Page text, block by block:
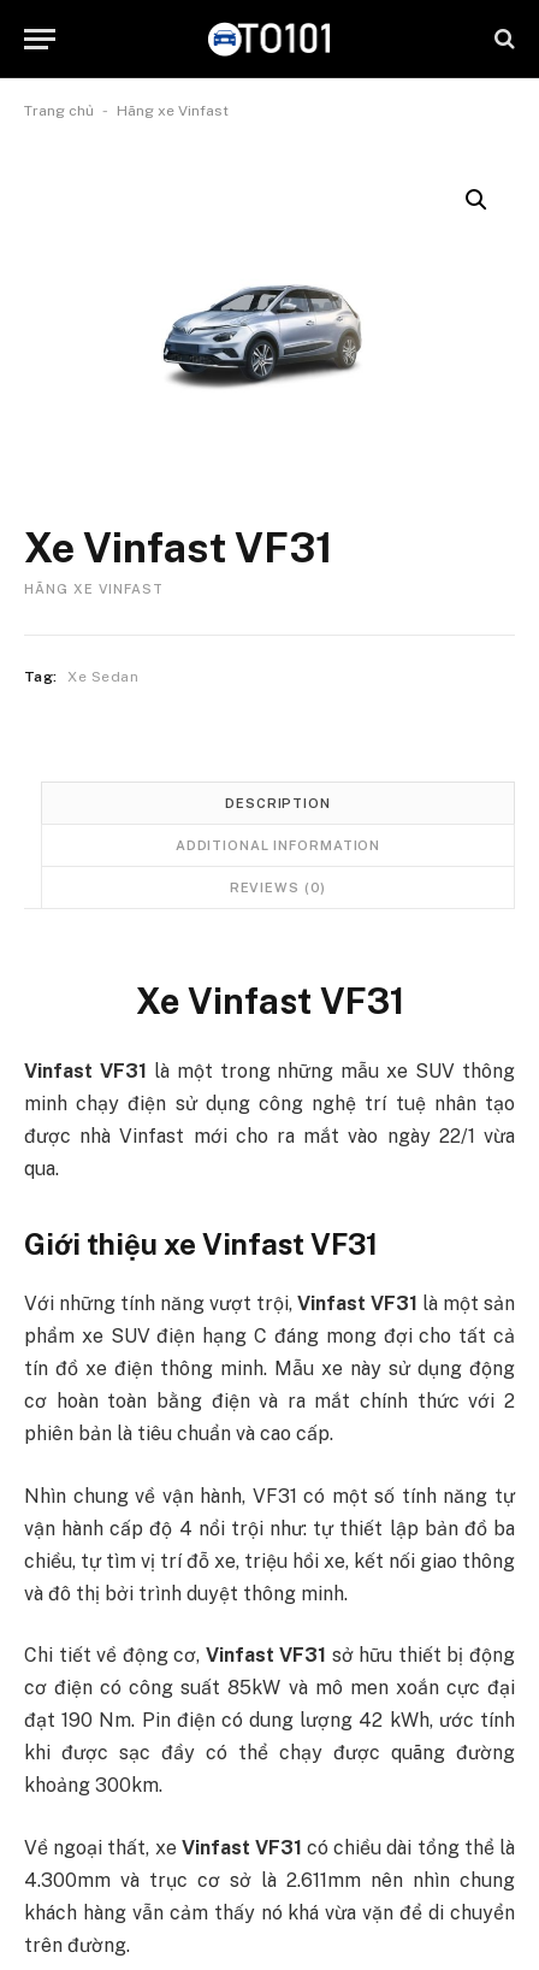
Trang chủ - Hãng xe Vinfast
Xe Vinfast VF31
HÃNG XE VINFAST
Tag: Xe Sedan
DESCRIPTION
ADDITIONAL INFORMATION
REVIEWS (0)
Xe Vinfast VF31
Vinfast VF31 là một trong những mẫu xe SUV thông
minh chạy điện sử dụng công nghệ trí tuệ nhân tạo
được nhà Vinfast mới cho ra mắt vào ngày 22/1 vừa
qua.
Giới thiệu xe Vinfast VF31
Với những tính năng vượt trội, Vinfast VF31 là một sản
phẩm xe SUV điện hạng C đáng mong đợi cho tất cả
tín đồ xe điện thông minh. Mẫu xe này sử dụng động
cơ hoàn toàn bằng điện và ra mắt chính thức với 2
phiên bản là tiêu chuẩn và cao cấp.
Nhìn chung về vận hành, VF31 có một số tính năng tự
vận hành cấp độ 4 nổi trội như: tự thiết lập bản đồ ba
chiều, tự tìm vị trí đỗ xe, triệu hồi xe, kết nối giao thông
và đô thị bởi trình duyệt thông minh.
Chi tiết về động cơ, Vinfast VF31 sở hữu thiết bị động
cơ điện có công suất 85kW và mô men xoắn cực đại
đạt 190 Nm. Pin điện có dung lượng 42 kWh, ước tính
khi được sạc đầy có thể chạy được quãng đường
khoảng 300km.
Về ngoại thất, xe Vinfast VF31có chiều dài tổng thể là
4.300mm và trục cơ sở là 2.611mm nên nhìn chung
khách hàng vẫn cảm thấy nó khá vừa vặn để di chuyển
trên đường.